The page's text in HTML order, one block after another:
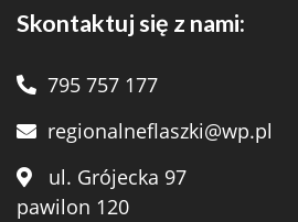
Skontaktuj się z nami:
795 757 177
regionalneflaszki@wp.pl
ul. Grójecka 97
pawilon 120